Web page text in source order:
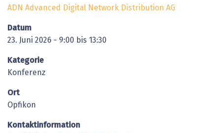
ADN Advanced Digital Network Distribution AG
Datum
23. Juni 2026 - 9:00 bis 13:30
Kategorie
Konferenz
Ort
Opfikon
Kontaktinformation